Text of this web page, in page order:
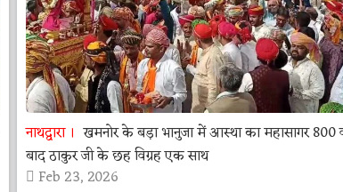
नाथद्वारा
खमनोर के बड़ा भानुजा में आस्था का महासागर 800
बाद ठाकुर जी के छह विग्रह एक साथ
Feb 23, 2026